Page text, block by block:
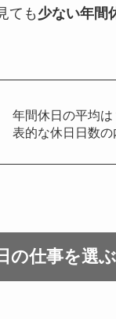
ても 少ない年間
年間休日の平均
表的な休日日数の
の仕事を選